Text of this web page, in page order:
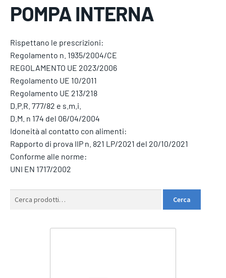
POMPA INTERNA
Rispettano le prescrizioni:
Regolamento n. 1935/2004/CE
REGOLAMENTO UE 2023/2006
Regolamento UE 10/2011
Regolamento UE 213/218
D.P.R. 777/82 e s.m.i.
D.M. n 174 del 06/04/2004
Idoneità al contatto con alimenti:
Rapporto di prova IIP n. 821 LP/2021 del 20/10/2021
Conforme alle norme:
UNI EN 1717/2002
Cerca